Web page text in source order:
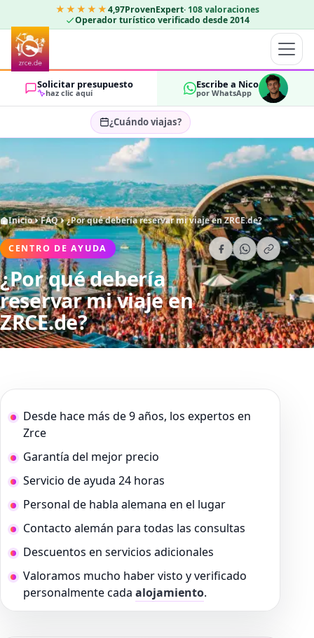
★★★★★4,97ProvenExpert· 108 valoraciones
Operador turístico verificado desde 2014
Solicitar presupuesto
haz clic aquí
Escribe a Nico
por WhatsApp
¿Cuándo viajas?
Seleccionar fechas…
HUÉSPEDES
2 OK
Inicio FAQ ¿Por qué debería reservar mi viaje en ZRCE.de?
CENTRO DE AYUDA
¿Por qué debería
reservar mi viaje en
ZRCE.de?
Desde hace más de 9 años, los expertos en
Zrce
Garantía del mejor precio
Servicio de ayuda 24 horas
Personal de habla alemana en el lugar
Contacto alemán para todas las consultas
Descuentos en servicios adicionales
Valoramos mucho haber visto y verificado
personalmente cada alojamiento.